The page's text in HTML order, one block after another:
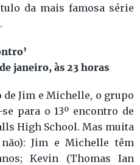
da mais famosa série
janeiro, às 23 horas
de Jim e Michelle, o grupo
para o 13º encontro de
High School. Mas muita
Jim e Michelle têm
Kevin (Thomas Ian